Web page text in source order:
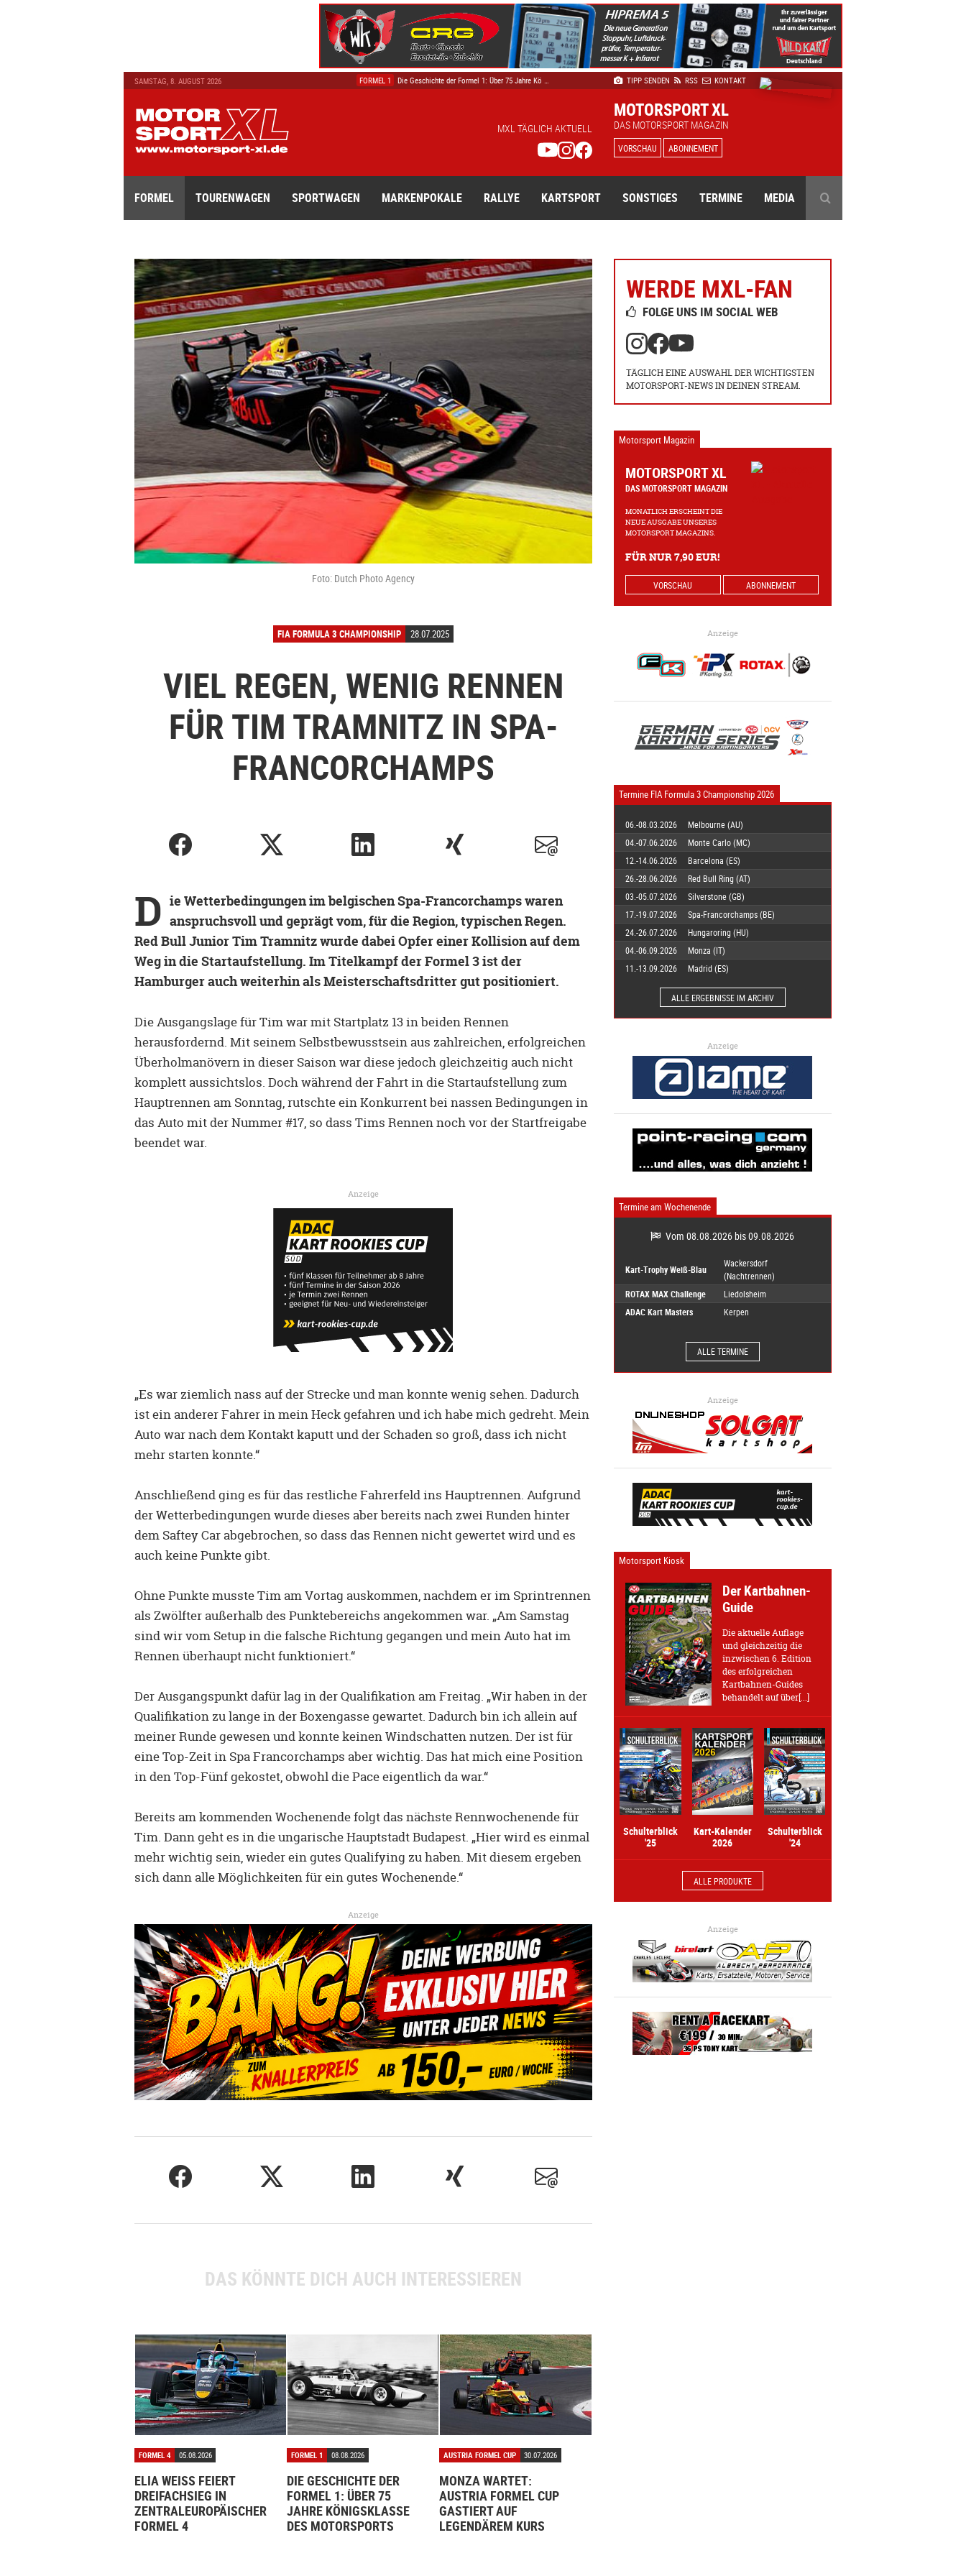
SAMSTAG, 8. AUGUST 2026
AUTOMOBILSPORT
Ikonen auf der Strecke, Legende am Steuer: Mu …
FORMEL 1
Die Geschichte der Formel 1: Über 75 Jahre Kö …
DTM Electric: Die spektakuläre Vision, die ni …
TIPP SENDEN RSS KONTAKT
MXL TÄGLICH AKTUELL
MOTORSPORT XL
DAS MOTORSPORT MAGAZIN
VORSCHAU ABONNEMENT
FORMEL TOURENWAGEN SPORTWAGEN MARKENPOKALE RALLYE KARTSPORT SONSTIGES TERMINE MEDIA
Foto: Dutch Photo Agency
FIA FORMULA 3 CHAMPIONSHIP 28.07.2025
VIEL REGEN, WENIG RENNEN
FÜR TIM TRAMNITZ IN SPA-
FRANCORCHAMPS
D ie Wetterbedingungen im belgischen Spa-Francorchamps waren
anspruchsvoll und geprägt vom, für die Region, typischen Regen.
Red Bull Junior Tim Tramnitz wurde dabei Opfer einer Kollision auf dem
Weg in die Startaufstellung. Im Titelkampf der Formel 3 ist der
Hamburger auch weiterhin als Meisterschaftsdritter gut positioniert.
Die Ausgangslage für Tim war mit Startplatz 13 in beiden Rennen
herausfordernd. Mit seinem Selbstbewusstsein aus zahlreichen, erfolgreichen
Überholmanövern in dieser Saison war diese jedoch gleichzeitig auch nicht
komplett aussichtslos. Doch während der Fahrt in die Startaufstellung zum
Hauptrennen am Sonntag, rutschte ein Konkurrent bei nassen Bedingungen in
das Auto mit der Nummer #17, so dass Tims Rennen noch vor der Startfreigabe
beendet war.
Anzeige
„Es war ziemlich nass auf der Strecke und man konnte wenig sehen. Dadurch
ist ein anderer Fahrer in mein Heck gefahren und ich habe mich gedreht. Mein
Auto war nach dem Kontakt kaputt und der Schaden so groß, dass ich nicht
mehr starten konnte.“
Anschließend ging es für das restliche Fahrerfeld ins Hauptrennen. Aufgrund
der Wetterbedingungen wurde dieses aber bereits nach zwei Runden hinter
dem Saftey Car abgebrochen, so dass das Rennen nicht gewertet wird und es
auch keine Punkte gibt.
Ohne Punkte musste Tim am Vortag auskommen, nachdem er im Sprintrennen
als Zwölfter außerhalb des Punktebereichs angekommen war. „Am Samstag
sind wir vom Setup in die falsche Richtung gegangen und mein Auto hat im
Rennen überhaupt nicht funktioniert.“
Der Ausgangspunkt dafür lag in der Qualifikation am Freitag. „Wir haben in der
Qualifikation zu lange in der Boxengasse gewartet. Dadurch bin ich allein auf
meiner Runde gewesen und konnte keinen Windschatten nutzen. Der ist für
eine Top-Zeit in Spa Francorchamps aber wichtig. Das hat mich eine Position
in den Top-Fünf gekostet, obwohl die Pace eigentlich da war.“
Bereits am kommenden Wochenende folgt das nächste Rennwochenende für
Tim. Dann geht es in die ungarische Hauptstadt Budapest. „Hier wird es einmal
mehr wichtig sein, wieder ein gutes Qualifying zu haben. Mit diesem ergeben
sich dann alle Möglichkeiten für ein gutes Wochenende.“
Anzeige
DAS KÖNNTE DICH AUCH INTERESSIEREN
FORMEL 4 05.08.2026
ELIA WEISS FEIERT
DREIFACHSIEG IN
ZENTRALEUROPÄISCHER
FORMEL 4
FORMEL 1 08.08.2026
DIE GESCHICHTE DER
FORMEL 1: ÜBER 75
JAHRE KÖNIGSKLASSE
DES MOTORSPORTS
AUSTRIA FORMEL CUP 30.07.2026
MONZA WARTET:
AUSTRIA FORMEL CUP
GASTIERT AUF
LEGENDÄREM KURS
WERDE MXL-FAN
FOLGE UNS IM SOCIAL WEB
TÄGLICH EINE AUSWAHL DER WICHTIGSTEN
MOTORSPORT-NEWS IN DEINEN STREAM.
Motorsport Magazin
MOTORSPORT XL
DAS MOTORSPORT MAGAZIN
MONATLICH ERSCHEINT DIE
NEUE AUSGABE UNSERES
MOTORSPORT MAGAZINS.
FÜR NUR 7,90 EUR!
VORSCHAU ABONNEMENT
Anzeige
Termine FIA Formula 3 Championship 2026
06.-08.03.2026
Melbourne (AU)
04.-07.06.2026
Monte Carlo (MC)
12.-14.06.2026
Barcelona (ES)
26.-28.06.2026
Red Bull Ring (AT)
03.-05.07.2026
Silverstone (GB)
17.-19.07.2026
Spa-Francorchamps (BE)
24.-26.07.2026
Hungaroring (HU)
04.-06.09.2026
Monza (IT)
11.-13.09.2026
Madrid (ES)
ALLE ERGEBNISSE IM ARCHIV
Anzeige
Termine am Wochenende
Vom 08.08.2026 bis 09.08.2026
Kart-Trophy Weiß-Blau
Wackersdorf
(Nachtrennen)
ROTAX MAX Challenge
Liedolsheim
ADAC Kart Masters
Kerpen
ALLE TERMINE
Anzeige
Motorsport Kiosk
Der Kartbahnen-
Guide
Die aktuelle Auflage
und gleichzeitig die
inzwischen 6. Edition
des erfolgreichen
Kartbahnen-Guides
behandelt auf über[...]
Schulterblick
'25
Kart-Kalender
2026
Schulterblick
'24
ALLE PRODUKTE
Anzeige